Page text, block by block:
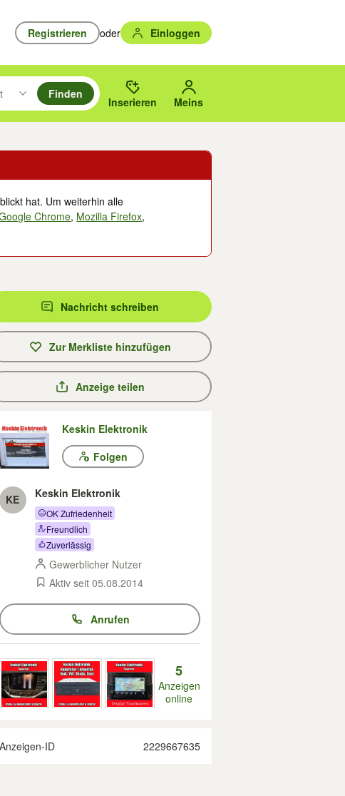
Registrieren oder Einloggen
durchsuchen und mit Eingabetaste auswählen.
um zu suchen, oder Vorschläge mit den Pfeiltasten nach oben/
des gewählten Orts oder PLZ.
Finden
Inserieren Meins
hat. Um weiterhin alle
Chrome, Mozilla Firefox,
Nachricht schreiben
Zur Merkliste hinzufügen
Anzeige teilen
Keskin Elektronik
Folgen
KE Keskin Elektronik
OK Zufriedenheit
Freundlich
Zuverlässig
Gewerblicher Nutzer
Aktiv seit 05.08.2014
Anrufen
5
Anzeigen
online
Anzeigen-ID 2229667635